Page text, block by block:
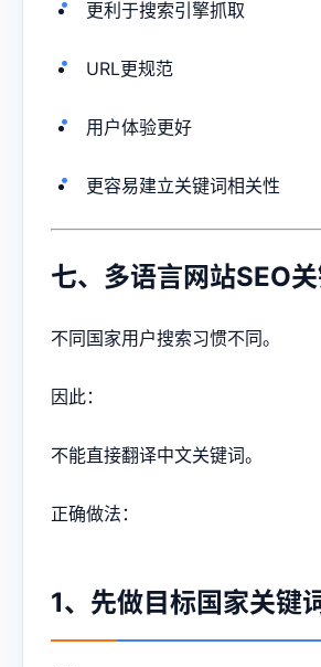
更利于搜索引擎抓取
URL更规范
用户体验更好
更容易建立关键词相关性
七、多语言网站SEO
不同国家用户搜索习惯不同。
因此：
不能直接翻译中文关键词。
正确做法：
1、先做目标国家关键